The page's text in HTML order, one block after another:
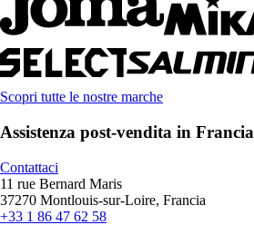
Scopri tutte le nostre marche
Assistenza post-vendita in Francia
Contattaci
11 rue Bernard Maris
37270 Montlouis-sur-Loire, Francia
+33 1 86 47 62 58